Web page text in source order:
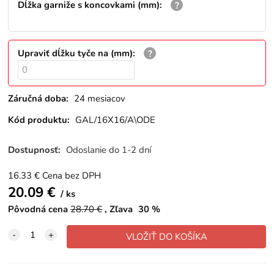
Dĺžka garniže s koncovkami (mm):
Upraviť dĺžku tyče na (mm):
Záručná doba: 24 mesiacov
Kód produktu: GAL/16X16/A\ODE
Dostupnosť: Odoslanie do 1-2 dní
16.33 € Cena bez DPH
20.09€
ks
Pôvodná cena 28.70€ Zľava 30 %